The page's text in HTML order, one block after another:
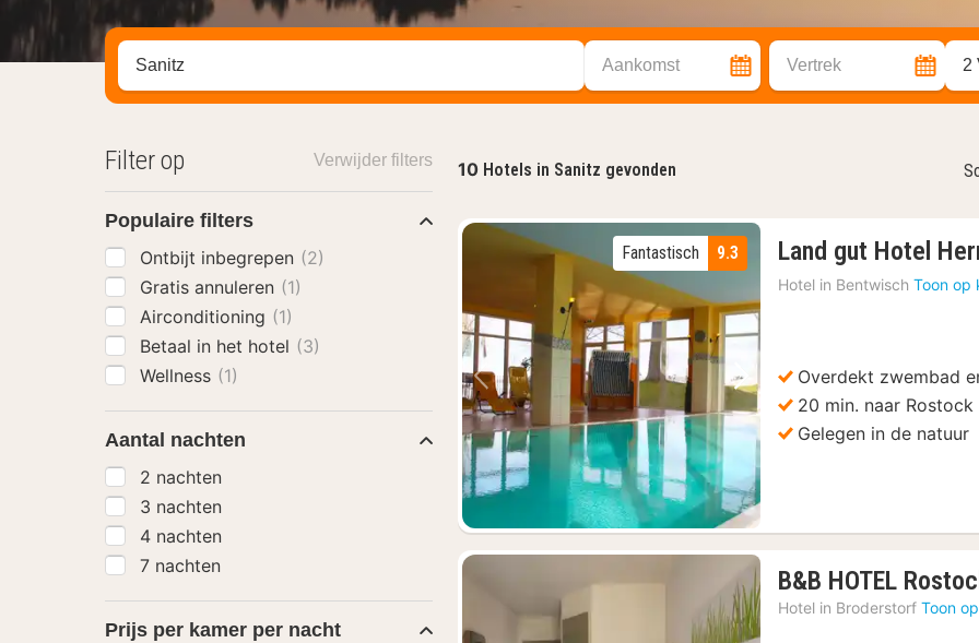
Zoek op hotel, regio of stad Aankomst Vertrek 2
10 Hotels in Sanitz gevonden
Vorige foto Volgende foto
9.3
Fantastisch Land gut Hotel
Hotel in Bentwisch Toon op
Overdekt zwembad
20 min. naar Rostock
Gelegen in de natuur
B&B HOTEL
Hotel in Broderstorf Toon
Filter op Verwijder filters
Populaire filters
Ontbijt inbegrepen (2)
Gratis annuleren (1)
Airconditioning (1)
Betaal in het hotel (3)
Wellness (1)
Aantal nachten
2 nachten
3 nachten
4 nachten
7 nachten
Prijs per kamer per nacht